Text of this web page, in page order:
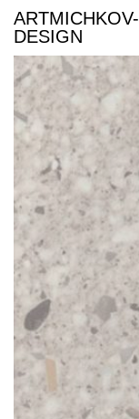
ARTMICHKOV-
DESIGN